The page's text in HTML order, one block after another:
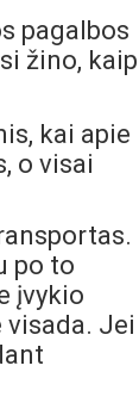
pagalbos
žino, kaip
kai apie
o visai
po to
įvykio
Jei